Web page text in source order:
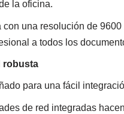
la oficina.
con una resolución de
a todos los
robusta
para una fácil
de red integradas